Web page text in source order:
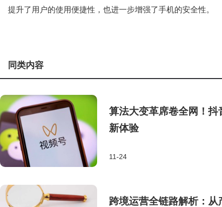
提升了用户的使用便捷性，也进一步增强了手机的安全性。
同类内容
算法大变革席卷全网！
新体验
11-24
跨境运营全链路解析：